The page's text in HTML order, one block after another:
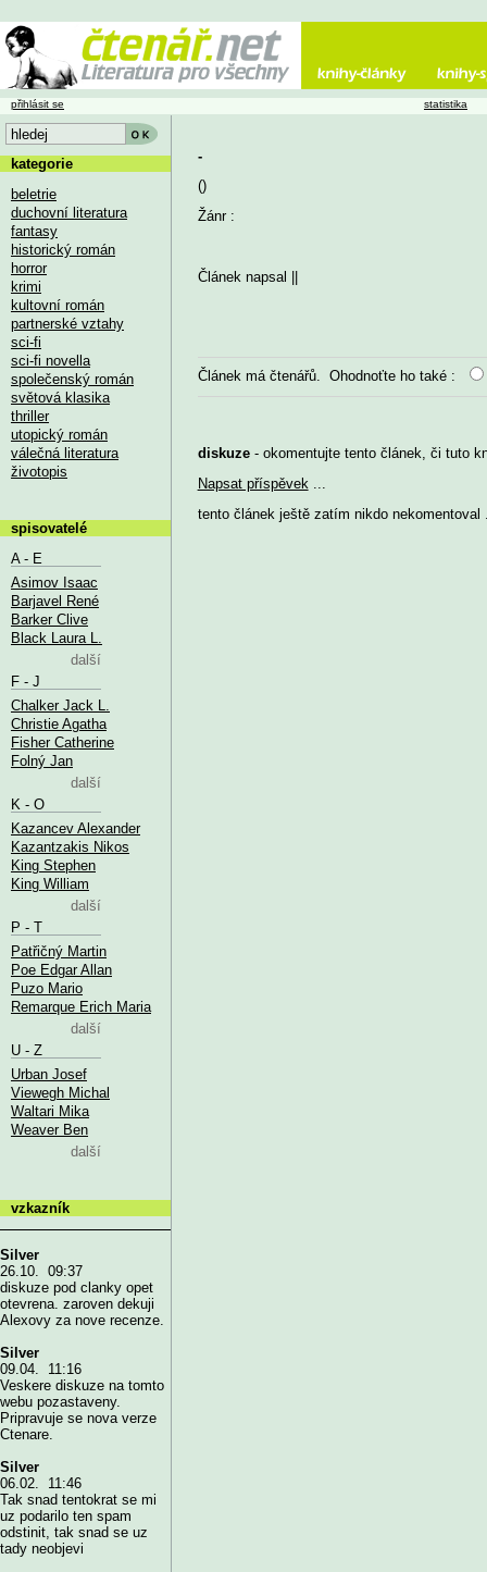
-
()
Žánr :
Článek napsal
Článek má čtenářů. Ohodnoťte ho také :
diskuze- okomentujte tento článek, či tuto
Napsat příspěvek
tento článek ještě zatím nikdo nekomentoval
přihlásit se statistika
kategorie
beletrie
duchovní literatura
fantasy
historický román
horror
krimi
kultovní román
partnerské vztahy
sci-fi
sci-fi novella
společenský román
světová klasika
thriller
utopický román
válečná literatura
životopis
spisovatelé
A - E
Asimov Isaac
Barjavel René
Barker Clive
Black Laura L.
další
F - J
Chalker Jack L.
Christie Agatha
Fisher Catherine
Folný Jan
další
K - O
Kazancev Alexander
Kazantzakis Nikos
King Stephen
King William
další
P - T
Patřičný Martin
Poe Edgar Allan
Puzo Mario
Remarque Erich Maria
další
U - Z
Urban Josef
Viewegh Michal
Waltari Mika
Weaver Ben
další
vzkazník
Silver
26.10. 09:37
diskuze pod clanky opet
otevrena. zaroven dekuji
Alexovy za nove recenze.
Silver
09.04. 11:16
Veskere diskuze na tomto
webu pozastaveny.
Pripravuje se nova verze
Ctenare.
Silver
06.02. 11:46
Tak snad tentokrat se mi
uz podarilo ten spam
odstinit, tak snad se uz
tady neobjevi